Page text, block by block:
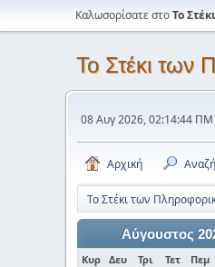
Καλωσορίσατε στοΤο
Το Στέκι των
08 Αυγ 2026, 02:14:44 ΠΜ
Αρχική
Το Στέκι των
Αύγουστος
Κυρ Δευ Τρι Τετ Πεμ